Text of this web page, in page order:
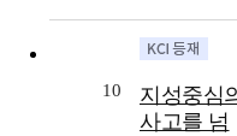
functional
the
storing system
10
지성중심
사고를 넘